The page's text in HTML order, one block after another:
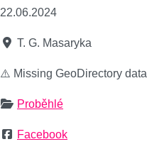
22.06.2024
T. G. Masaryka
⚠️ Missing GeoDirectory data
Proběhlé
Facebook